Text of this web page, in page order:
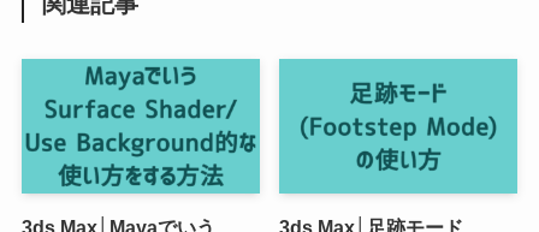
3ds Max│Mayaでいう
3ds Max│足跡モード